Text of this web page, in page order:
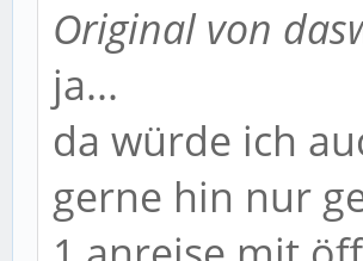
Original von
ja...
da würde ich
gerne hin nur